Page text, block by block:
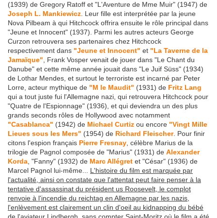
(1939) de Gregory Ratoff et "L'Aventure de Mme Muir" (1947) de
Joseph L. Mankiewicz . Leur fille est interprétée par la jeune
Nova Pilbeam à qui Hitchcock offrira ensuite le rôle principal dans
"Jeune et Innocent" (1937). Parmi les autres acteurs George
Curzon retrouvera ses partenaires chez Hitchcock
respectivement dans "Jeune et Innocent" et "La Taverne de la
Jamaïque" , Frank Vosper venait de jouer dans "Le Chant du
Danube" et cette même année jouait dans "Le Juif Süss" (1934)
de Lothar Mendes, et surtout le terroriste est incarné par Peter
Lorre, acteur mythique de "M le Maudit" (1931) de Fritz Lang
qui a tout juste fui l'Allemagne nazi, qui retrouvera Hitchcock pour
"Quatre de l'Espionnage" (1936), et qui deviendra un des plus
grands seconds rôles de Hollywood avec notamment
"Casablanca" (1942) de Michael Curtiz ou encore "Vingt Mille
Lieues sous les Mers" (1954) de Richard Fleischer. Pour finir
citons l'espion français Pierre Fresnay , célèbre Marius de la
trilogie de Pagnol composée de "Marius" (1931) de Alexander
Korda , "Fanny" (1932) de Marc Allégret et "César" (1936) de
Marcel Pagnol lui-même... L'histoire du film est marquée par
l'actualité, ainsi on constate que l'attentat peut faire penser à la
tentative d'assassinat du président us Roosevelt, le complot
renvoie à l'incendie du reichtag en Allemagne par les nazis,
l'enlèvement est clairement un clin d'oeil au kidnapping du bébé